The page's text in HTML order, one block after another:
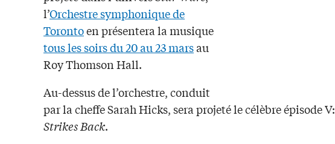
l’Orchestre symphonique de
Torontoen présentera la musique
tous les soirs du 20 au 23 marsau
Roy Thomson Hall.
Au-dessus de l’orchestre, conduit
par la cheffe Sarah Hicks, sera projeté le célèbre épisode V:
Strikes Back.